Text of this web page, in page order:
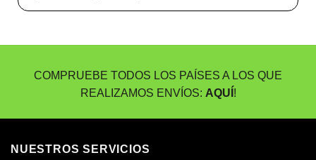
COMPRUEBE TODOS LOS PAÍSES A LOS QUE
REALIZAMOS ENVÍOS: AQUÍ !
NUESTROS SERVICIOS